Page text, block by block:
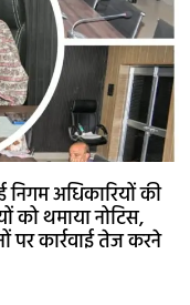
अधिकारियों की
को थमाया नोटिस,
पर कार्रवाई तेज करने